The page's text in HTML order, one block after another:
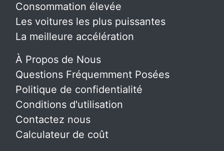
Consommation élevée
Les voitures les plus puissantes
La meilleure accélération
À Propos de Nous
Questions Fréquemment Posées
Politique de confidentialité
Conditions d'utilisation
Contactez nous
Calculateur de coût